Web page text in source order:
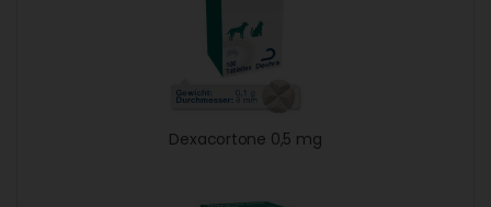
Dexacortone 0,5 mg